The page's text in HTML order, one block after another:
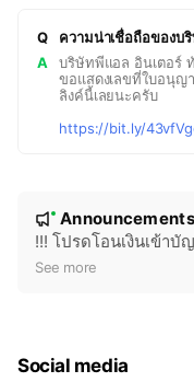
Q
ความน่าเชื่อถือของบ
A
บริษัทพีแอล อินเตอร์
ขอแสดงเลขที่ใบอนุญ
ลิงค์นี้เลยนะครับ
https://bit.ly/
e
New
Announcements
!!! โปรดโอนเงินเข้า
See more
Social media